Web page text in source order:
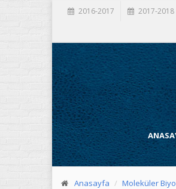
2016-2017 2017-2018
Anasayfa Moleküler